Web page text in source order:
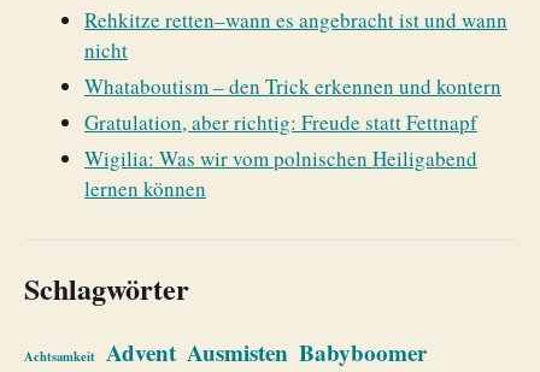
Rehkitze retten–wann es angebracht ist und wann
nicht
Whataboutism – den Trick erkennen und kontern
Gratulation, aber richtig: Freude statt Fettnapf
Wigilia: Was wir vom polnischen Heiligabend
lernen können
Schlagwörter
Achtsamkeit Advent Ausmisten Babyboomer